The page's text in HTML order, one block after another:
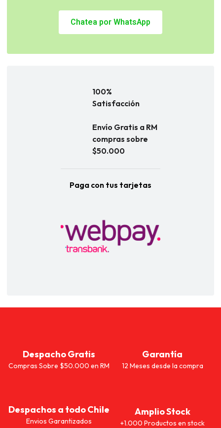
Chatea por WhatsApp
100%
Satisfacción
Envío Gratis a RM
compras sobre
$50.000
Paga con tus tarjetas
Despacho Gratis
Compras Sobre $50.000 en RM
Garantía
12 Meses desde la compra
Despachos a todo Chile
Envios Garantizados
Amplio Stock
+1.000 Productos en stock